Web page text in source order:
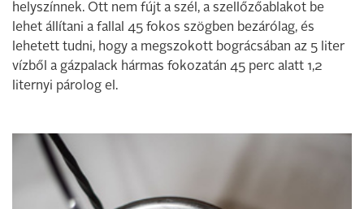
helyszínnek. Ott nem fújt a szél, a szellőzőablakot be
lehet állítani a fallal 45 fokos szögben bezárólag, és
lehetett tudni, hogy a megszokott bográcsában az 5 liter
vízből a gázpalack hármas fokozatán 45 perc alatt 1,2
liternyi párolog el.